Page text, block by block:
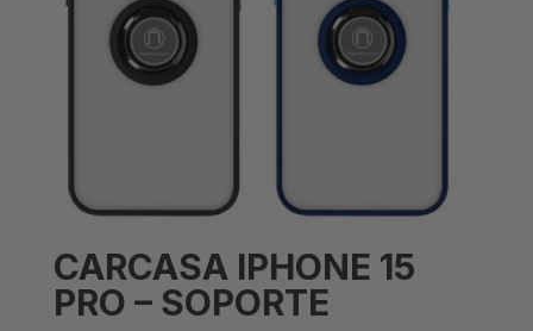
CARCASA IPHONE 15
PRO – SOPORTE